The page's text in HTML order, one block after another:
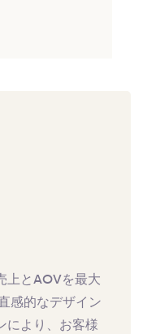
とAOVを最大
感的なデザイン
により、お客様